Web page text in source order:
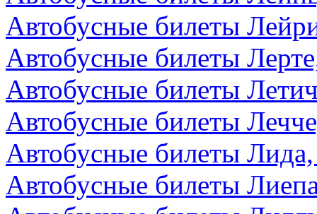
Автобусные билеты
Автобусные билеты
Автобусные билеты
Автобусные билеты
Автобусные билеты Лида,
Автобусные билеты